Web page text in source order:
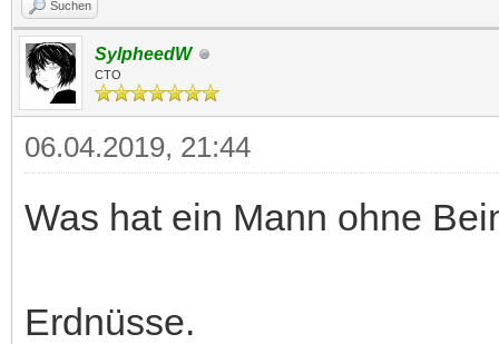
Suchen
SylpheedW
CTO
06.04.2019, 21:44
Was hat ein Mann ohne
Erdnüsse.